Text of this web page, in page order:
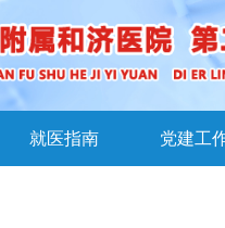
就医指南 党建工